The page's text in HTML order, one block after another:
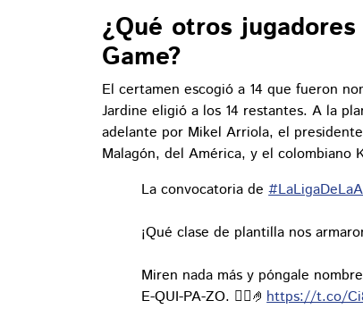
¿Qué otros
Game?
El certamen escogió a 14 que fueron
Jardine eligió a los 14 restantes. A la
adelante por Mikel Arriola, el
Malagón, del América, y el colombiano
La convocatoria de
¡Qué clase de plantilla nos
Miren nada más y póngale
E-QUI-PA-ZO. 😮‍💨🤌https://t.co/